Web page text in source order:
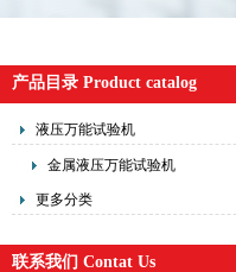
产品目录 Product catalog
液压万能试验机
金属液压万能试验机
更多分类
联系我们 Contat Us